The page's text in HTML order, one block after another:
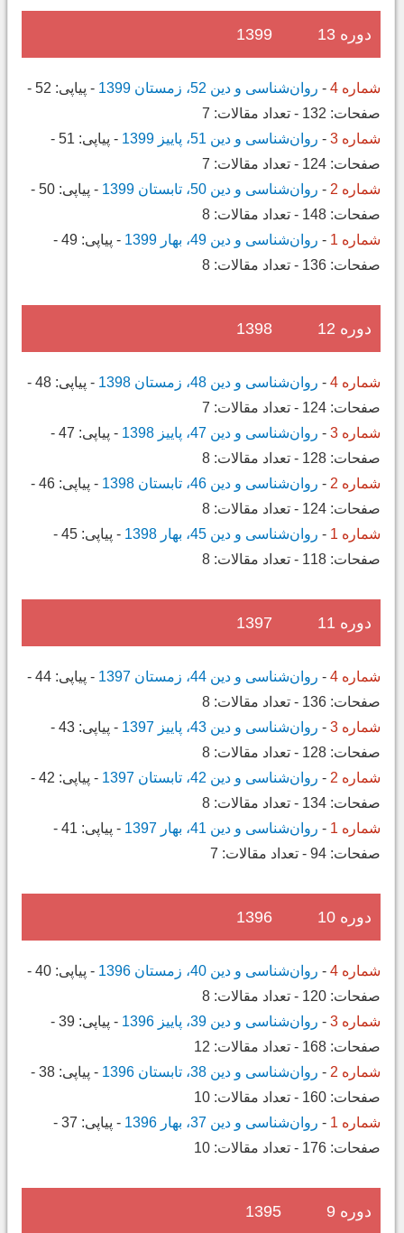
دوره 13 1399
شماره 4 - روان‌شناسی و دین 52، زمستان 1399 - پیاپی: 52
-
صفحات: 132
- تعداد مقالات: 7
شماره 3
- روان‌شناسی و دین 51، پاییز 1399 - پیاپی: 51
-
صفحات: 124
- تعداد مقالات: 7
شماره 2
- روان‌شناسی و دین 50، تابستان 1399 - پیاپی: 50
-
صفحات: 148
- تعداد مقالات: 8
شماره 1
- روان‌شناسی و دین 49، بهار 1399 - پیاپی: 49
-
صفحات: 136
- تعداد مقالات: 8
دوره 12 1398
شماره 4 - روان‌شناسی و دین 48، زمستان 1398 - پیاپی: 48
-
صفحات: 124
- تعداد مقالات: 7
شماره 3
- روان‌شناسی و دین 47، پاییز 1398 - پیاپی: 47
-
صفحات: 128
- تعداد مقالات: 8
شماره 2
- روان‌شناسی و دین 46، تابستان 1398 - پیاپی: 46
-
صفحات: 124
- تعداد مقالات: 8
شماره 1
- روان‌شناسی و دین 45، بهار 1398 - پیاپی: 45
-
صفحات: 118
- تعداد مقالات: 8
دوره 11 1397
شماره 4 - روان‌شناسی و دین 44، زمستان 1397 - پیاپی: 44
-
صفحات: 136
- تعداد مقالات: 8
شماره 3
- روان‌شناسی و دین 43، پاییز 1397 - پیاپی: 43
-
صفحات: 128
- تعداد مقالات: 8
شماره 2
- روان‌شناسی و دین 42، تابستان 1397 - پیاپی: 42
-
صفحات: 134
- تعداد مقالات: 8
شماره 1
- روان‌شناسی و دین 41، بهار 1397 - پیاپی: 41
-
صفحات: 94
- تعداد مقالات: 7
دوره 10 1396
شماره 4 - روان‌شناسی و دین 40، زمستان 1396 - پیاپی: 40
-
صفحات: 120
- تعداد مقالات: 8
شماره 3
- روان‌شناسی و دین 39، پاییز 1396 - پیاپی: 39
-
صفحات: 168
- تعداد مقالات: 12
شماره 2
- روان‌شناسی و دین 38، تابستان 1396 - پیاپی: 38
-
صفحات: 160
- تعداد مقالات: 10
شماره 1
- روان‌شناسی و دین 37، بهار 1396 - پیاپی: 37
-
صفحات: 176
- تعداد مقالات: 10
دوره 9 1395